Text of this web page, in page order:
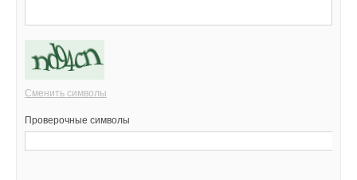
Сменить символы
Проверочные символы